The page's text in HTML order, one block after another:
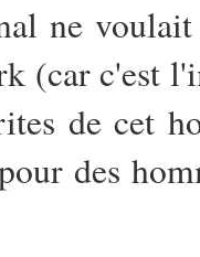
ne
(car c'est
de cet
des